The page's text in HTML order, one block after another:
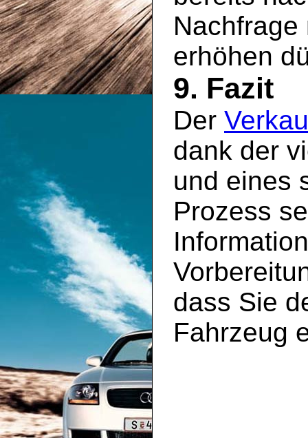
erhöhen
9. Fazit
Der
dank der
und eines
Prozess
dass Sie
Fahrzeug